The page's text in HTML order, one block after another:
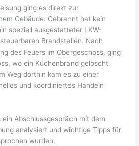
ging es direkt zur
Gebäude. Gebrannt hat kein
speziell ausgestatteter LKW-
Brandstellen. Nach
des Feuers im Obergeschoss, ging
wo ein Küchenbrand gelöscht
Weg dorthin kam es zu einer
und koordiniertes Handeln
Abschlussgespräch mit dem
analysiert und wichtige Tipps für
wurden.